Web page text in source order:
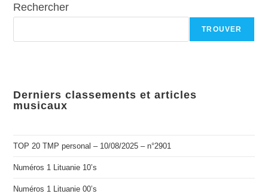
Rechercher
TROUVER
Derniers classements et articles
musicaux
TOP 20 TMP personal – 10/08/2025 – n°2901
Numéros 1 Lituanie 10’s
Numéros 1 Lituanie 00’s